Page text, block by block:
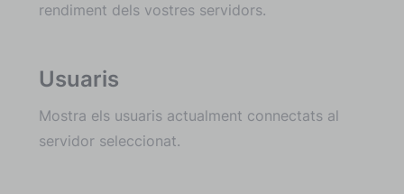
rendiment dels vostres servidors.
Usuaris
Mostra els usuaris actualment connectats al
servidor seleccionat.